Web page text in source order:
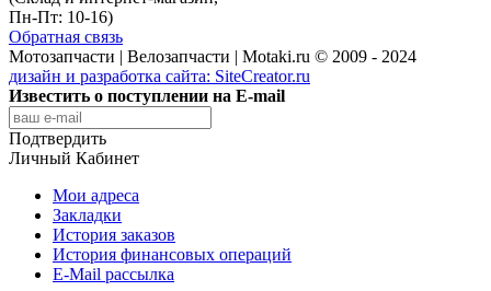
Пн-Пт: 10-16)
Обратная связь
Мотозапчасти | Велозапчасти | Motaki.ru © 2009 - 2024
дизайн и разработка сайта: SiteCreator.ru
Известить о поступлении на E-mail
Подтвердить
Личный Кабинет
Мои адреса
Закладки
История заказов
История финансовых операций
E-Mail рассылка